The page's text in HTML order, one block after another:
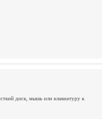
диск, мышь или клавиатуру к